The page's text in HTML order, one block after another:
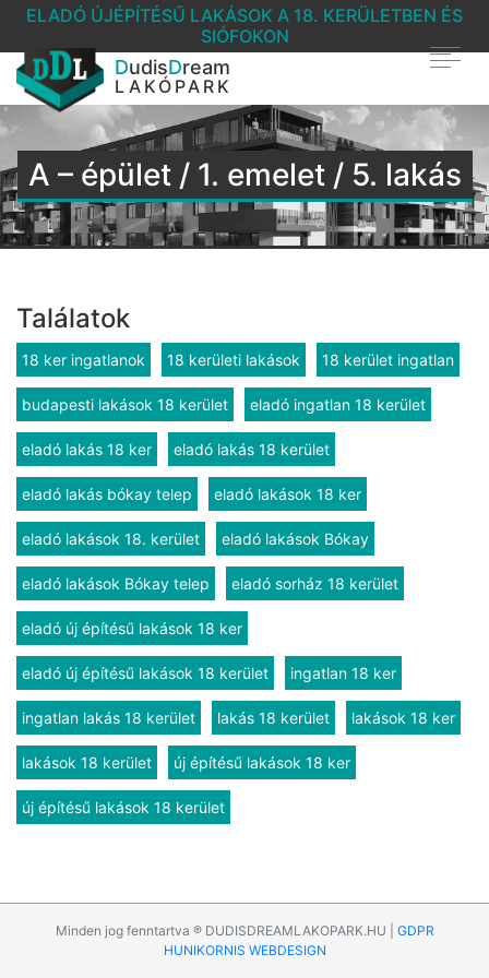
ELADÓ ÚJÉPÍTÉSŰ LAKÁSOK A 18. KERÜLETBEN ÉS
SIÓFOKON
DudisDream
LAKÓPARK
A – épület / 1. emelet / 5. lakás
Találatok
18 ker ingatlanok 18 kerületi lakások 18 kerület ingatlan
budapesti lakások 18 kerület eladó ingatlan 18 kerület
eladó lakás 18 ker eladó lakás 18 kerület
eladó lakás bókay telep eladó lakások 18 ker
eladó lakások 18. kerület eladó lakások Bókay
eladó lakások Bókay telep eladó sorház 18 kerület
eladó új építésű lakások 18 ker
eladó új építésű lakások 18 kerület ingatlan 18 ker
ingatlan lakás 18 kerület lakás 18 kerület lakások 18 ker
lakások 18 kerület új építésű lakások 18 ker
új építésű lakások 18 kerület
Minden jog fenntartva ® DUDISDREAMLAKOPARK.HU | GDPR
HUNIKORNIS WEBDESIGN